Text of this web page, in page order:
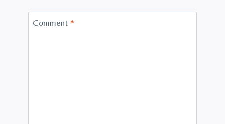
Comment *